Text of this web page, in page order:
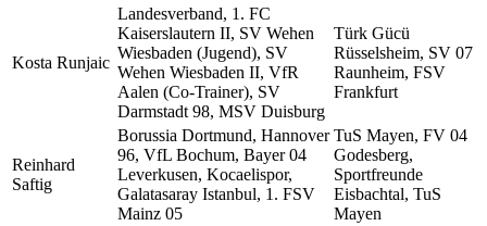
Kosta Runjaic
Landesverband, 1. FC
Kaiserslautern II, SV Wehen
Wiesbaden (Jugend), SV
Wehen Wiesbaden II, VfR
Aalen (Co-Trainer), SV
Darmstadt 98, MSV Duisburg
Türk Gücü
Rüsselsheim, SV 07
Raunheim, FSV
Frankfurt
Reinhard
Saftig
Borussia Dortmund, Hannover
96, VfL Bochum, Bayer 04
Leverkusen, Kocaelispor,
Galatasaray Istanbul, 1. FSV
Mainz 05
TuS Mayen, FV 04
Godesberg,
Sportfreunde
Eisbachtal, TuS
Mayen